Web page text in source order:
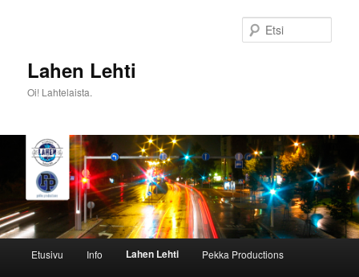
Lahen Lehti
Oi! Lahtelaista.
Etusivu Info Lahen Lehti Pekka Productions